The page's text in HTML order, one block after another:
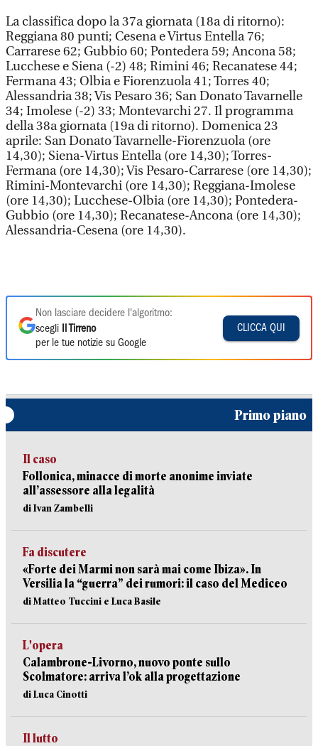
La classifica dopo la 37a giornata (18a di ritorno):
Reggiana 80 punti; Cesena e Virtus Entella 76;
Carrarese 62; Gubbio 60; Pontedera 59; Ancona 58;
Lucchese e Siena (-2) 48; Rimini 46; Recanatese 44;
Fermana 43; Olbia e Fiorenzuola 41; Torres 40;
Alessandria 38; Vis Pesaro 36; San Donato Tavarnelle
34; Imolese (-2) 33; Montevarchi 27. Il programma
della 38a giornata (19a di ritorno). Domenica 23
aprile: San Donato Tavarnelle-Fiorenzuola (ore
14,30); Siena-Virtus Entella (ore 14,30); Torres-
Fermana (ore 14,30); Vis Pesaro-Carrarese (ore 14,30);
Rimini-Montevarchi (ore 14,30); Reggiana-Imolese
(ore 14,30); Lucchese-Olbia (ore 14,30); Pontedera-
Gubbio (ore 14,30); Recanatese-Ancona (ore 14,30);
Alessandria-Cesena (ore 14,30).
Non lasciare decidere l'algoritmo:
scegli
Il Tirreno
per le tue notizie su Google
CLICCA QUI
Primo piano
Il caso
Follonica, minacce di morte anonime inviate
all’assessore alla legalità
di Ivan Zambelli
Fa discutere
«Forte dei Marmi non sarà mai come Ibiza». In
Versilia la “guerra” dei rumori: il caso del Mediceo
di Matteo Tuccini e Luca Basile
L'opera
Calambrone-Livorno, nuovo ponte sullo
Scolmatore: arriva l’ok alla progettazione
di Luca Cinotti
Il lutto